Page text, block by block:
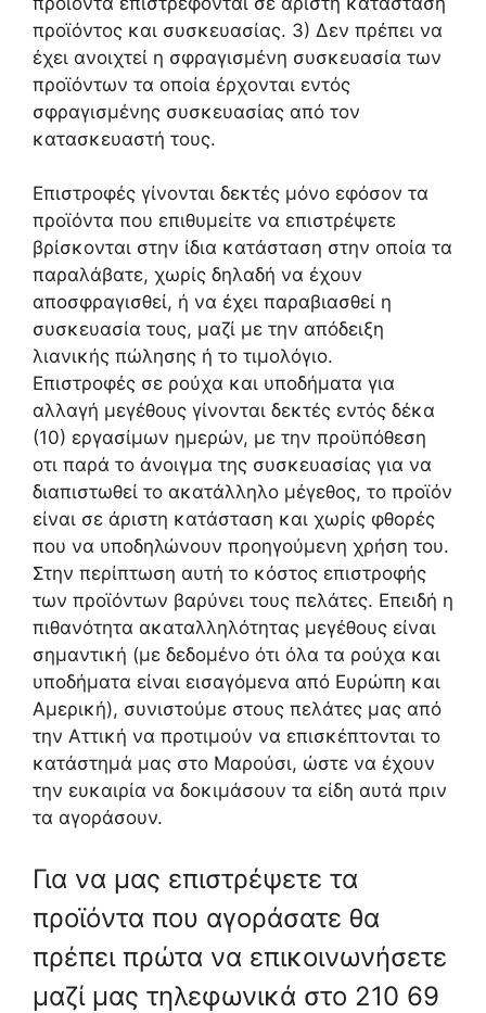
προϊόντος και συσκευασίας. 3) Δεν πρέπει να
έχει ανοιχτεί η σφραγισμένη συσκευασία των
προϊόντων τα οποία έρχονται εντός
σφραγισμένης συσκευασίας από τον
κατασκευαστή τους.
Επιστροφές γίνονται δεκτές μόνο εφόσον τα
προϊόντα που επιθυμείτε να επιστρέψετε
βρίσκονται στην ίδια κατάσταση στην οποία τα
παραλάβατε, χωρίς δηλαδή να έχουν
αποσφραγισθεί, ή να έχει παραβιασθεί η
συσκευασία τους, μαζί με την απόδειξη
λιανικής πώλησης ή το τιμολόγιο.
Επιστροφές σε ρούχα και υποδήματα για
αλλαγή μεγέθους γίνονται δεκτές εντός δέκα
(10) εργασίμων ημερών, με την προϋπόθεση
οτι παρά το άνοιγμα της συσκευασίας για να
διαπιστωθεί το ακατάλληλο μέγεθος, το προϊόν
είναι σε άριστη κατάσταση και χωρίς φθορές
που να υποδηλώνουν προηγούμενη χρήση του.
Στην περίπτωση αυτή το κόστος επιστροφής
των προϊόντων βαρύνει τους πελάτες. Επειδή η
πιθανότητα ακαταλληλότητας μεγέθους είναι
σημαντική (με δεδομένο ότι όλα τα ρούχα και
υποδήματα είναι εισαγόμενα από Ευρώπη και
Αμερική), συνιστούμε στους πελάτες μας από
την Αττική να προτιμούν να επισκέπτονται το
κατάστημά μας στο Μαρούσι, ώστε να έχουν
την ευκαιρία να δοκιμάσουν τα είδη αυτά πριν
τα αγοράσουν.
Για να μας επιστρέψετε τα
προϊόντα που αγοράσατε θα
πρέπει πρώτα να επικοινωνήσετε
μαζί μας τηλεφωνικά στο 210 69